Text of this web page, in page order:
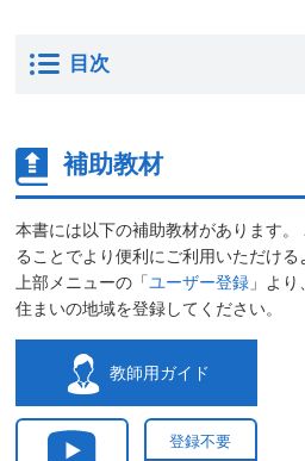
目次
補助教材
本書には以下の補助教材があります
ることでより便利にご利用いただける
上部メニューの「ユーザー登録 」よ
住まいの地域を登録してください。
教師用ガイド
登録不要